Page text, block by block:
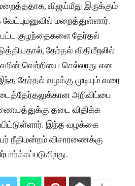
விஜய்மீது இருக்கும்
மறைத்துள்ளார்.
குழந்தைகளை தேர்தல்
தேர்தல் விதிமீறலில்
வெற்றியை செல்லாது என
தேர்தல் வழக்கு முடியும் வரை
அறிவிப்பை
தடை விதிக்க
இந்த வழக்கை
நீதிமன்றம் விசாரணைக்கு